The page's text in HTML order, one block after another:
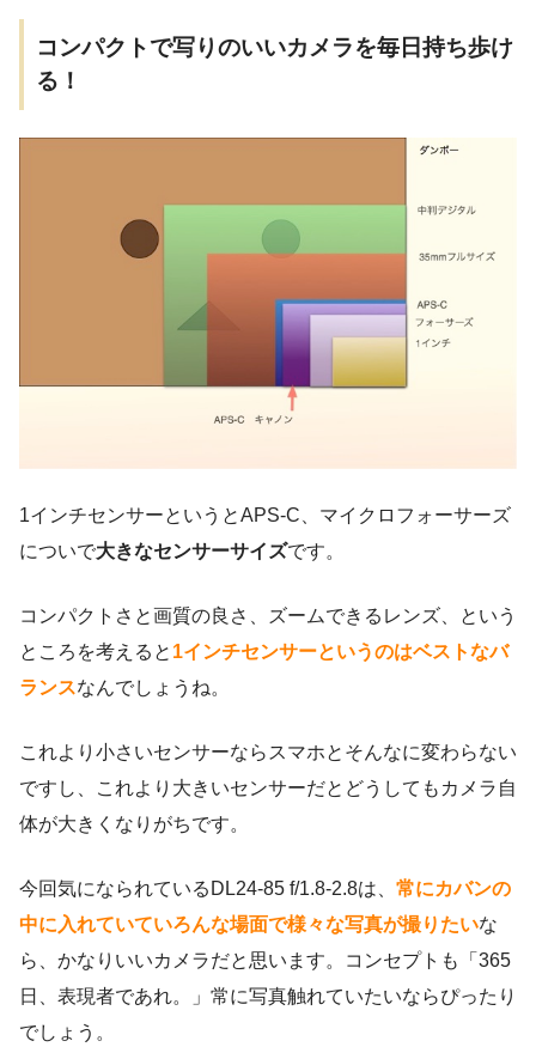
コンパクトで写りのいいカメラを毎日持ち歩け
る！
1インチセンサーというとAPS-C、マイクロフォーサーズ
についで大きなセンサーサイズです。
コンパクトさと画質の良さ、ズームできるレンズ、という
ところを考えると 1インチセンサーというのはベストなバ
ランスなんでしょうね。
これより小さいセンサーならスマホとそんなに変わらない
ですし、これより大きいセンサーだとどうしてもカメラ自
体が大きくなりがちです。
今回気になられているDL24-85 f/1.8-2.8は、 常にカバンの
中に入れていていろんな場面で様々な写真が撮りたいな
ら、かなりいいカメラだと思います。コンセプトも「365
日、表現者であれ。」常に写真触れていたいならぴったり
でしょう。